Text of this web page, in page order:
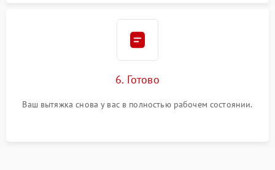
6. Готово
Ваш вытяжка снова у вас в полностью рабочем состоянии.